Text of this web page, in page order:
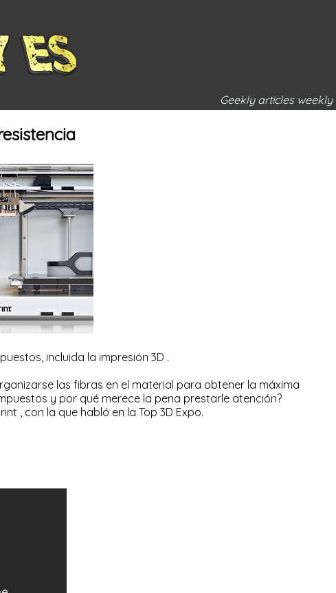
Geekly articles weekly
incluida la impresión 3D .
las fibras en el material para obtener la máxima
y por qué merece la pena prestarle atención?
, con la que habló en la Top 3D Expo.